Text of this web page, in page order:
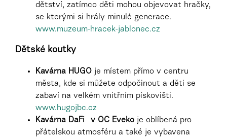
dětství, zatímco děti mohou objevovat hračky,
se kterými si hrály minulé generace.
www.muzeum-hracek-jablonec.cz
Dětské koutky
Kavárna HUGO je místem přímo v centru
města, kde si můžete odpočinout a děti se
zabaví na velkém vnitřním pískovišti.
www.hugojbc.cz
Kavárna DaFi
v OC Eveko je oblíbená pro
přátelskou atmosféru a také je vybavena